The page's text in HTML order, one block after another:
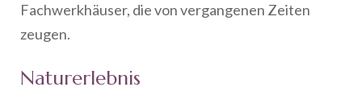
Fachwerkhäuser, die von vergangenen Zeiten
zeugen.
Naturerlebnis